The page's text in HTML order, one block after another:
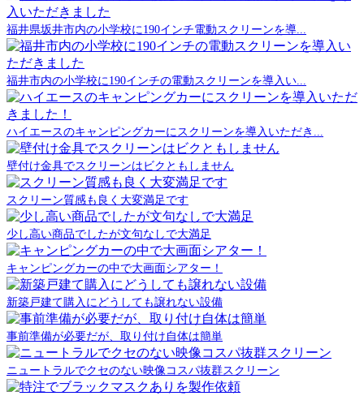
福井県坂井市内の小学校に190インチ電動スクリーンを導...
福井市内の小学校に190インチの電動スクリーンを導入い...
ハイエースのキャンピングカーにスクリーンを導入いただき...
壁付け金具でスクリーンはビクともしません
スクリーン質感も良く大変満足です
少し高い商品でしたが文句なしで大満足
キャンピングカーの中で大画面シアター！
新築戸建て購入にどうしても譲れない設備
事前準備が必要だが、取り付け自体は簡単
ニュートラルでクセのない映像コスパ抜群スクリーン